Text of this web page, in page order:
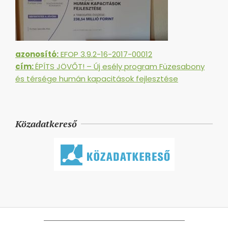
azonosító:EFOP 3.9.2-16-2017-00012
cím:ÉPÍTS JÖVŐT! – Új esély program Füzesabony
és térsége humán kapacitások fejlesztése
Közadatkereső